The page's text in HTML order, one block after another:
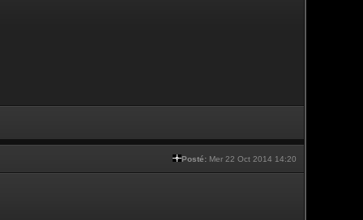
Posté: Mer 22 Oct 2014 14:20